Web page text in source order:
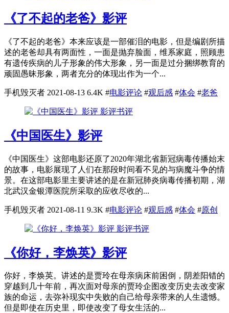
《了不起的老爸》影评
《了不起的老爸》本来应该是一部催泪的电影，但是编剧所描
述的老爸却具有两面性，一面是抛弃脸面，维系家庭，照顾患
有遗传疾病的儿子形象的伟大形象，另一面是过分捆绑教育的
顽固愚昧形象，两者充分的体现出作为一个...
手机毁灭者 2021-08-13 6.4K #电影评论 #观后感 #体会 #老爸
影评书评
《中国医生》影评
《中国医生》这部电影还原了2020年湖北省新冠病毒传播始末
的故事，电影展现了人们在那段时间看不见的与病魔斗争的情
景。在这部电影里主要讲述的是在新冠肺炎病毒传播初期，湖
北武汉金银潭医院所采取的应收尽收的...
手机毁灭者 2021-08-11 9.3K #电影评论 #观后感 #体会 #原创
影评书评
《你好，李焕英》影评
你好，李焕英。讲述的是贾玲在母亲病床前困倒，阴差阳错的
穿越到几十年前，再次面对母亲的贾玲企图改变历史去改变家
族的命运，去弥补现实中失败的自己给母亲带来的人生遗憾。
但是即使在历史里，即使改变了母女生活的...